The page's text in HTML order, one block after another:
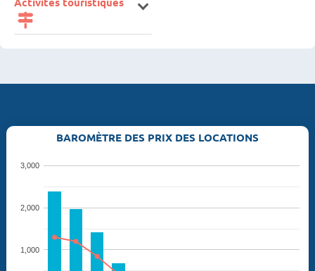
BAROMÈTRE DES PRIX DES LOCATIONS
1,000
2,000
3,000